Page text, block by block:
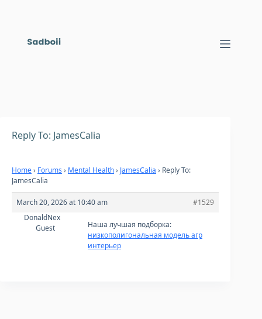
Reply To: JamesCalia
Home› Forums › Mental Health› JamesCalia › Reply To:
JamesCalia
March 20, 2026 at 10:40 am
#1529
DonaldNex
Guest
Наша лучшая подборка:
низкополигональная модель агр
интерьер